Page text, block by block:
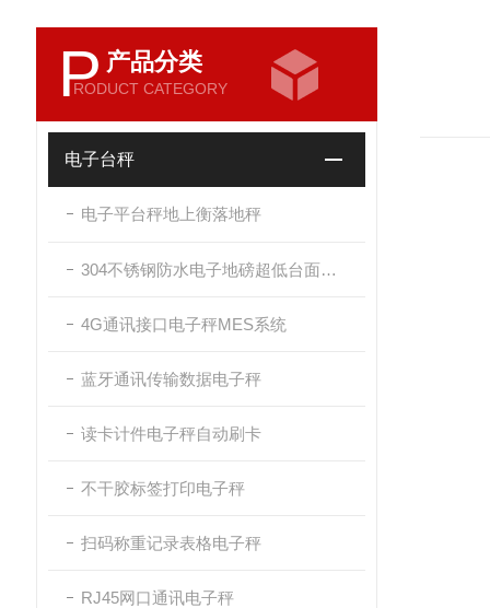
P 产品分类
RODUCT CATEGORY
电子台秤
电子平台秤地上衡落地秤
304不锈钢防水电子地磅超低台面带斜坡
4G通讯接口电子秤MES系统
蓝牙通讯传输数据电子秤
读卡计件电子秤自动刷卡
不干胶标签打印电子秤
扫码称重记录表格电子秤
RJ45网口通讯电子秤